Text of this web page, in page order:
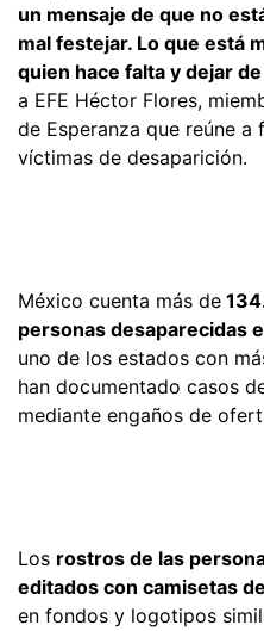
un mensaje de que no
mal festejar. Lo que está
quien hace falta y dejar de
a EFE Héctor Flores,
de Esperanza que reúne a
víctimas de desaparición.
México cuenta más de
personas desaparecidas
uno de los estados con
han documentado casos
mediante engaños de
Los rostros de las
editados con camisetas
en fondos y logotipos